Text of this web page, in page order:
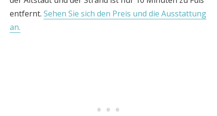
entfernt. Sehen Sie sich den Preis und die Ausstattung
an.